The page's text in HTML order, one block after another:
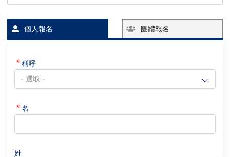
個人報名 團體報名
稱呼
名
姓